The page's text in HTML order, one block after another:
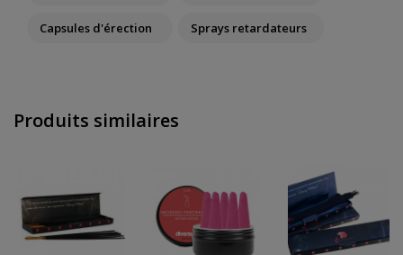
Capsules d'érection Sprays retardateurs
Produits similaires